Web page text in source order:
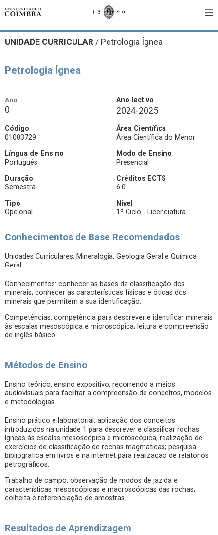
UNIDADE CURRICULAR / Petrologia Ígnea
Petrologia Ígnea
Ano
0
Ano lectivo
2024-2025
Código
01003729
Área Científica
Área Científica do Menor
Língua de Ensino
Português
Modo de Ensino
Presencial
Duração
Semestral
Créditos ECTS
6.0
Tipo
Opcional
Nível
1º Ciclo - Licenciatura
Conhecimentos de Base Recomendados
Unidades Curriculares: Mineralogia, Geologia Geral e Química
Geral
Conhecimentos: conhecer as bases da classificação dos
minerais; conhecer as características físicas e óticas dos
minerais que permitem a sua identificação.
Competências: competência para descrever e identificar minerais
às escalas mesoscópica e microscópica; leitura e compreensão
de inglês básico.
Métodos de Ensino
Ensino teórico: ensino expositivo, recorrendo a meios
audiovisuais para facilitar a compreensão de conceitos, modelos
e metodologias.
Ensino prático e laboratorial: aplicação dos conceitos
introduzidos na unidade 1 para descrever e classificar rochas
ígneas às escalas mesoscópica e microscópica; realização de
exercícios de classificação de rochas magmáticas; pesquisa
bibliográfica em livros e na internet para realização de relatórios
petrográficos.
Trabalho de campo: observação de modos de jazida e
características mesoscópicas e macroscópicas das rochas;
colheita e referenciação de amostras.
Resultados de Aprendizagem